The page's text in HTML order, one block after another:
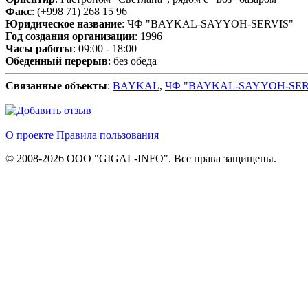
Факс: (+998 71) 268 15 96
Юридическое название: ЧФ "BAYKAL-SAYYOH-SERVIS"
Год создания организации: 1996
Часы работы: 09:00 - 18:00
Обеденный перерыв: без обеда
Связанные объекты: BAYKAL, ЧФ "BAYKAL-SAYYOH-
О проекте Правила пользования
© 2008-2026 ООО "GIGAL-INFO". Все права защищены.